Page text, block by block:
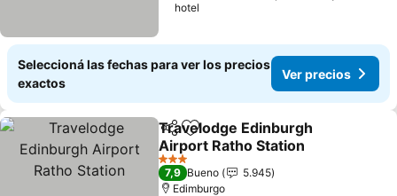
hotel
Seleccioná las fechas para ver los precios
exactos
Ver precios
Compartir
Añadir a favoritos
Travelodge Edinburgh
Airport Ratho Station
Ver precios
3 Estrellas
7,9 Bueno
5.945
Edimburgo